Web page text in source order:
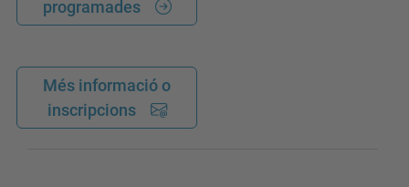
programades
Més informació o
inscripcions